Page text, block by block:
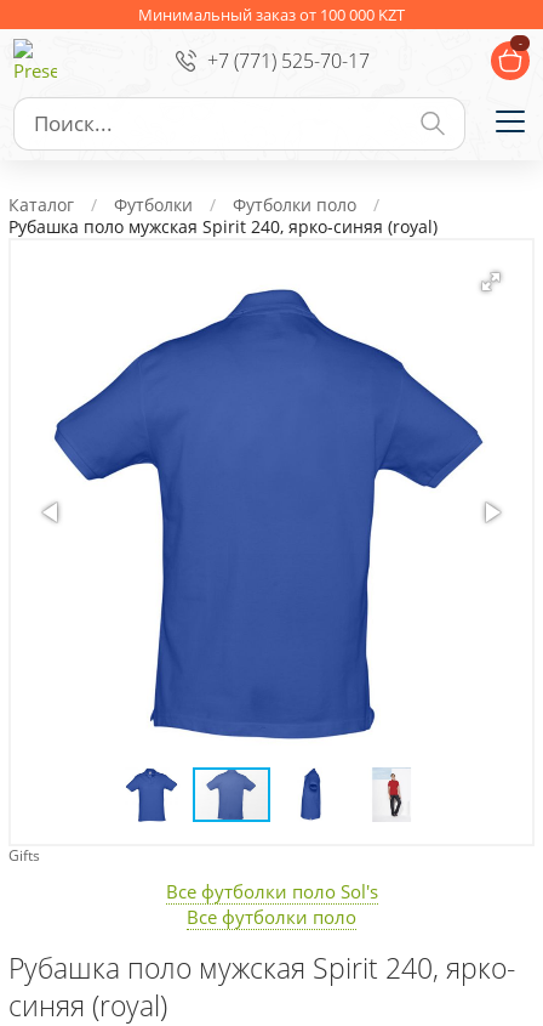
Минимальный заказ от 100 000 KZT
+7 (771) 525-70-17
-
Ежедневники Новогодние подарки
Сувениры к праздникам Упаковка
Личные аксессуары
Деловые подарки
Каталог Футболки
Футболки поло
Рубашка поло мужская Spirit 240, ярко-синяя (royal)
Gifts
Все футболки поло Sol's
Все футболки поло
Рубашка поло мужская Spirit 240, ярко-
синяя (royal)